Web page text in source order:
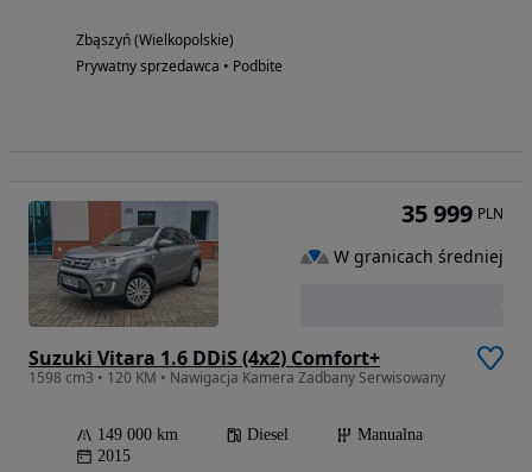
Zbąszyń (Wielkopolskie)
Prywatny sprzedawca • Podbite
Suzuki Vitara 1.6 DDiS (4x2) Comfort+
1598 cm3 • 120 KM • Nawigacja Kamera Zadbany Serwisowany
149 000 km Diesel
Manualna
2015
35 999 PLN
W granicach średniej